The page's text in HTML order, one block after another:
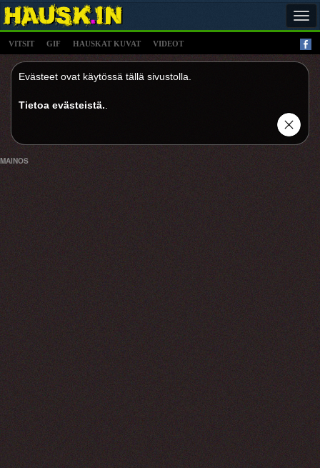
VITSIT GIF HAUSKAT KUVAT VIDEOT
Evästeet ovat käytössä tällä sivustolla.
Tietoa evästeistä.
MAINOS